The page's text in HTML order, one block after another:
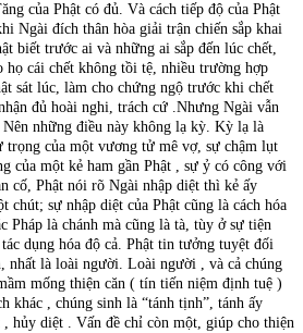
của Phật có đủ. Và cách tiếp độ của Phật
Ngài đích thân hòa giải trận chiến sắp khai
biết trước ai và những ai sắp đến lúc chết,
họ cái chết không tồi tệ, nhiều trường hợp
sát lúc, làm cho chứng ngộ trước khi chết
đủ hoài nghi, trách cứ .Nhưng Ngài vẫn
những điều này không lạ kỳ. Kỳ lạ là
trọng của một vương tử mê vợ, sự chậm lụt
của một kẻ ham gần Phật , sự ỷ có công với
cố, Phật nói rõ Ngài nhập diệt thì kẻ ấy
chút; sự nhập diệt của Phật cũng là cách hóa
Pháp là chánh mà cũng là tà, tùy ở sự tiện
dụng hóa độ cả. Phật tin tưởng tuyệt đối
nhất là loài người. Loài người , và cả chúng
mống thiện căn ( tín tiến niệm định tuệ )
khác , chúng sinh là “tánh tịnh”, tánh ấy
, hủy diệt . Vấn đề chỉ còn một, giúp cho thiện